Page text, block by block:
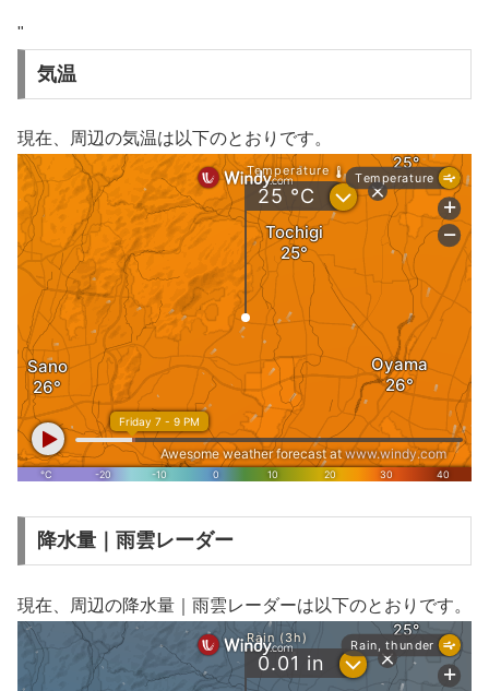
"
気温
現在、周辺の気温は以下のとおりです。
降水量｜雨雲レーダー
現在、周辺の降水量｜雨雲レーダーは以下のとおりです。